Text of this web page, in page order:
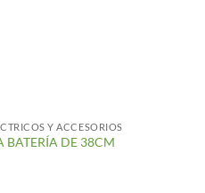
Y ACCESORIOS
BATERÍA DE 38CM